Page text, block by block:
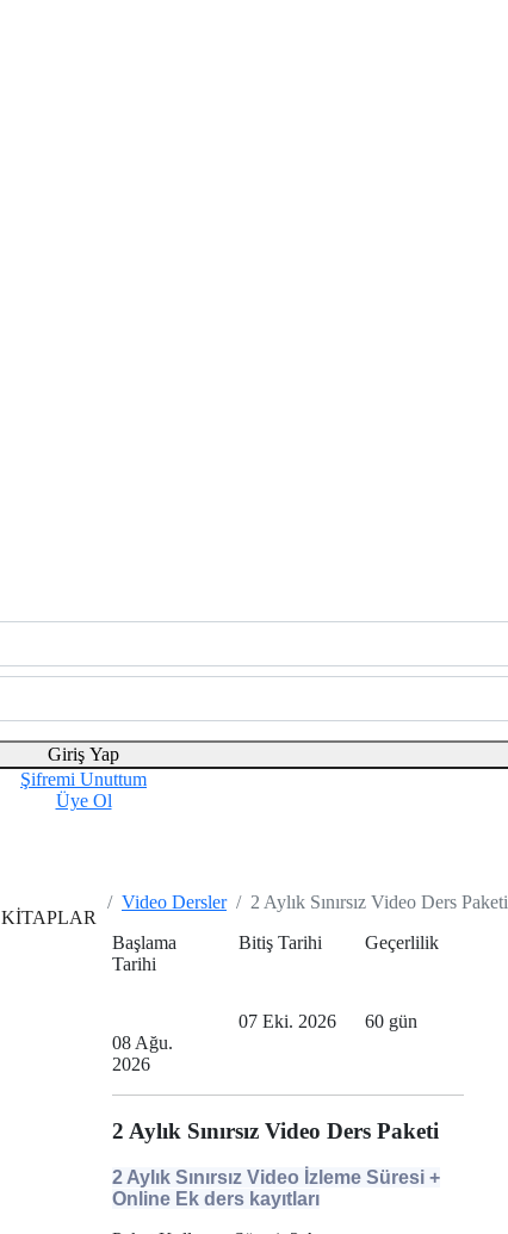
Giriş Yap
Şifremi Unuttum
Üye Ol
KİTAPLAR
Video Dersler
2 Aylık Sınırsız Video Ders Paketi
Başlama
Tarihi
08 Ağu.
2026
Bitiş Tarihi
07 Eki. 2026
Geçerlilik
60 gün
2 Aylık Sınırsız Video Ders Paketi
2 Aylık Sınırsız Video İzleme Süresi +
Online Ek ders kayıtları